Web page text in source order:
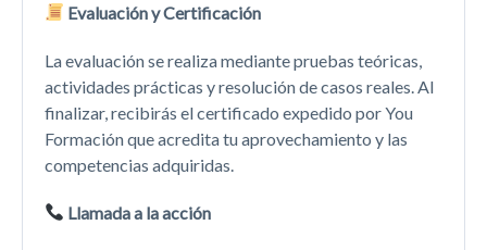
Evaluación y Certificación
La evaluación se realiza mediante pruebas teóricas,
actividades prácticas y resolución de casos reales. Al
finalizar, recibirás el certificado expedido por You
Formación que acredita tu aprovechamiento y las
competencias adquiridas.
Llamada a la acción